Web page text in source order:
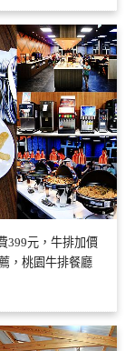
399元，牛排加價
，桃園牛排餐廳